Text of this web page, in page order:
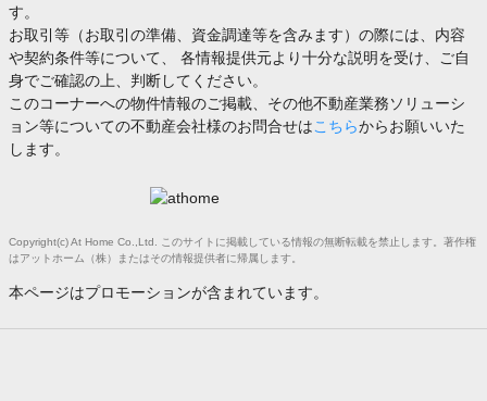
す。
お取引等（お取引の準備、資金調達等を含みます）の際には、内容
や契約条件等について、 各情報提供元より十分な説明を受け、ご自
身でご確認の上、判断してください。
このコーナーへの物件情報のご掲載、その他不動産業務ソリューシ
ョン等についての不動産会社様のお問合せはこちらからお願いいた
します。
Copyright(c) At Home Co.,Ltd. このサイトに掲載している情報の無断転載を禁止します。著作権
はアットホーム（株）またはその情報提供者に帰属します。
本ページはプロモーションが含まれています。